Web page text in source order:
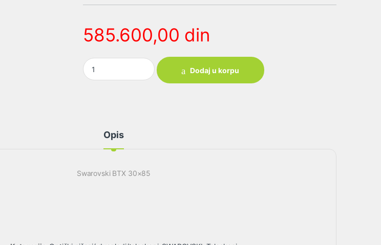
585.600,00 din
Swarovski BTX 30x85 quantity
Dodaj u korpu
Opis
Swarovski BTX 30×85